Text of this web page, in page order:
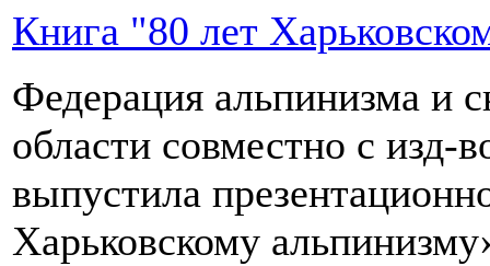
Книга "80 лет
Федерация альпинизма и
области совместно с изд-
выпустила
Харьковскому